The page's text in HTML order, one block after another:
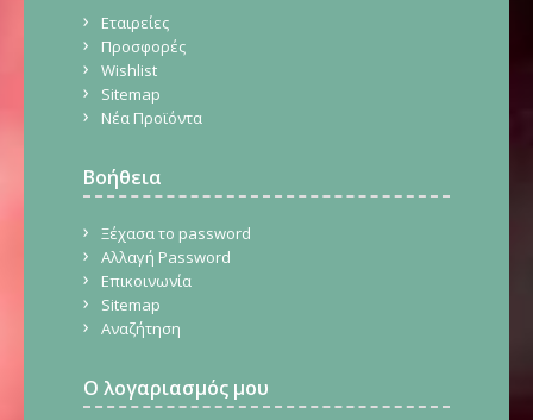
Εταιρείες
Προσφορές
Wishlist
Sitemap
Νέα Προϊόντα
Βοήθεια
Ξέχασα το password
Αλλαγή Password
Επικοινωνία
Sitemap
Αναζήτηση
Ο λογαριασμός μου